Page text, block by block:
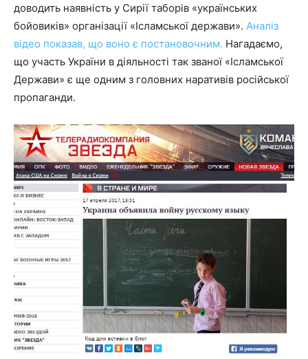
доводить наявність у Сирії таборів «українських
бойовиків» організації «Ісламської держави». Аналіз
відео показав, що воно є постановочним. Нагадаємо,
що участь України в діяльності так званої «Ісламської
Держави» є ще одним з головних наративів російської
пропаганди.